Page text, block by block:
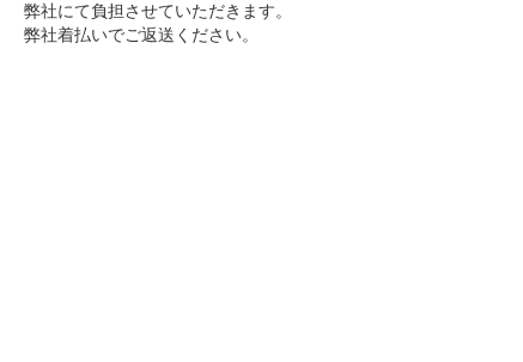
弊社にて負担させていただきます。
弊社着払いでご返送ください。